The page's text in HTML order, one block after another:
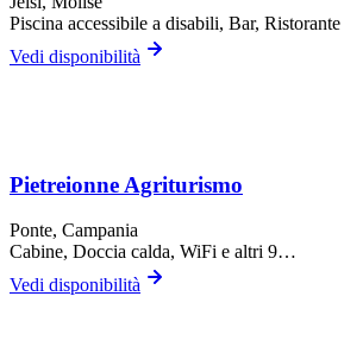
Piscina accessibile a disabili, Bar, Ristorante
Vedi disponibilità
Pietreionne Agriturismo
Ponte, Campania
Cabine, Doccia calda, WiFi e altri 9…
Vedi disponibilità